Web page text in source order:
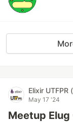
Elixir UTFPR
May 17 '24
Meetup